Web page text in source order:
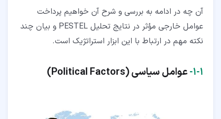
آن چه در ادامه به بررسی و شرح آن خواهیم پرداخت
عوامل خارجی مؤثر در نتایج تحلیل PESTEL و بیان چند
نکته مهم در ارتباط با این ابزار استراتژیک است.
۱‏-‏۱‏- عوامل سیاسی (Political Factors
)